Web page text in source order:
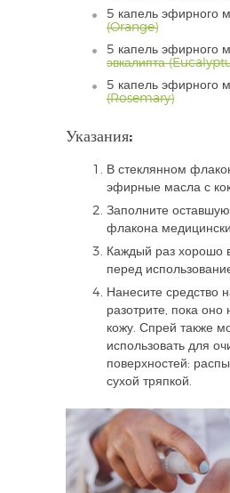
5 капель эфирного
(Orange)
5 капель эфирного
эвкалипта
5 капель эфирного
(Rosemary)
Указания:
В стеклянном
эфирные масла с
Заполните
флакона
Каждый раз хорошо
перед
Нанесите средство
разотрите, пока оно
кожу. Спрей также
использовать для
поверхностей:
сухой тряпкой.